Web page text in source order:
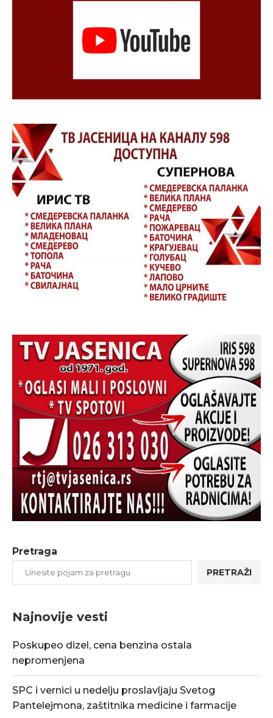
Pretraga
PRETRAŽI
Najnovije vesti
Poskupeo dizel, cena benzina ostala
nepromenjena
SPC i vernici u nedelju proslavljaju Svetog
Pantelejmona, zaštitnika medicine i farmacije